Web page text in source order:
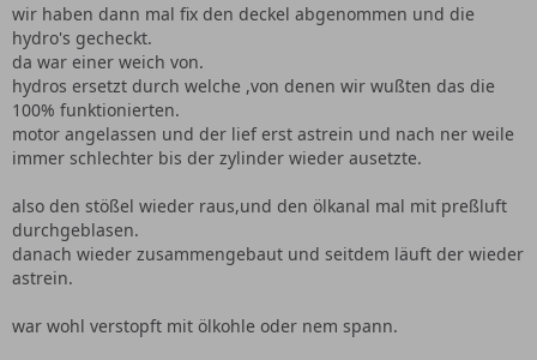
wir haben dann mal fix den deckel abgenommen und die
hydro's gecheckt.
da war einer weich von.
hydros ersetzt durch welche ,von denen wir wußten das die
100% funktionierten.
motor angelassen und der lief erst astrein und nach ner weile
immer schlechter bis der zylinder wieder ausetzte.
also den stößel wieder raus,und den ölkanal mal mit preßluft
durchgeblasen.
danach wieder zusammengebaut und seitdem läuft der wieder
astrein.
war wohl verstopft mit ölkohle oder nem spann.